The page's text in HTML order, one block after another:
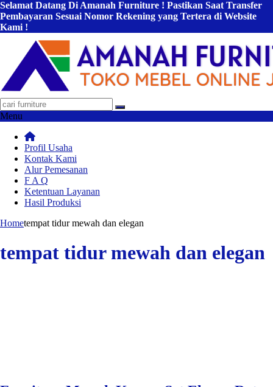
Selamat Datang Di Amanah Furniture ! Pastikan Saat Transfer
Pembayaran Sesuai Nomor Rekening yang Tertera di Website
Kami !
Menu
Profil Usaha
Kontak Kami
Alur Pemesanan
F A Q
Ketentuan Layanan
Hasil Produksi
Hometempat tidur mewah dan elegan
tempat tidur mewah dan elegan